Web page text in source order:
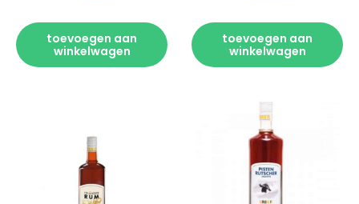
toevoegen aan
winkelwagen
toevoegen aan
winkelwagen